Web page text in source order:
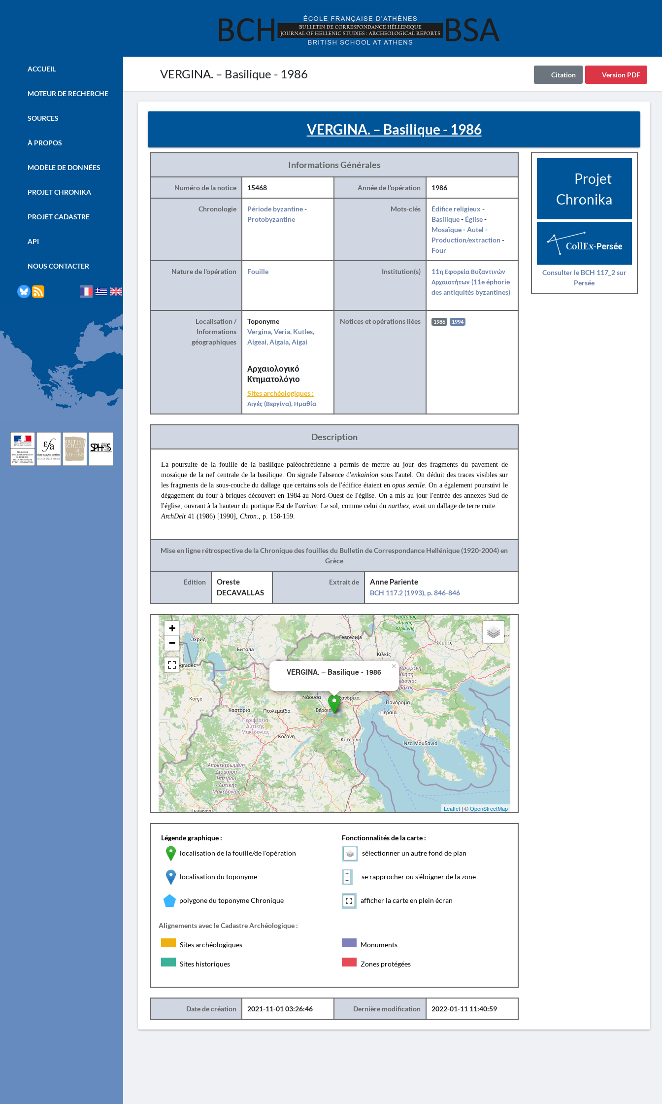
VERGINA. – Basilique - 1986 Version PDF
Citation
ACCUEIL
MOTEUR DE RECHERCHE
SOURCES
À PROPOS
MODÈLE DE DONNÉES
PROJET CHRONIKA
PROJET CADASTRE
API
NOUS CONTACTER
VERGINA. – Basilique - 1986
Informations Générales
Numéro de la notice 15468 Année de l'opération 1986
Chronologie Période byzantine-
Protobyzantine
Mots-clés Édifice religieux -
Basilique- Église-
Mosaïque-Autel -
Production/extraction-
Four
Nature de l'opération Fouille Institution(s)
11η Εφορεία Βυζαντινών
Αρχαιοτήτων (11e éphorie
des antiquités byzantines)
Localisation /
Informations
géographiques
Toponyme
Vergina, Veria, Kutles,
Aigeai, Aigaia, Aigai
Αρχαιολογικό
Κτηματολόγιο
Sites archéologiques :
Αιγές (Βεργίνα), Ημαθία
Notices et opérations liées 1986 1994
Description
La poursuite de la fouille de la basilique paléochrétienne a permis de mettre au jour des fragments du pavement de
mosaïque de la nef centrale de la basilique. On signale l'absence d'enkainion sous l'autel. On déduit des traces visibles sur
les fragments de la sous-couche du dallage que certains sols de l'édifice étaient enopus sectile. On a également poursuivi le
dégagement du four à briques découvert en 1984 au Nord-Ouest de l'église. On a mis au jour l'entrée des annexes Sud de
l'église, ouvrant à la hauteur du portique Est de l'atrium. Le sol, comme celui du narthex, avait un dallage de terre cuite.
ArchDelt 41 (1986) [1990], Chron., p. 158-159.
Mise en ligne rétrospective de la Chronique des fouilles du Bulletin de Correspondance Hellénique (1920-2004) en
Grèce
Édition
Oreste
DECAVALLAS
Extrait de
Anne Pariente
BCH 117.2 (1993), p. 846-846
VERGINA. – Basilique - 1986
×
+
−
Leaflet| ©OpenStreetMap
Légende graphique :
localisation de la fouille/de l'opération
localisation du toponyme
polygone du toponyme Chronique
Fonctionnalités de la carte :
sélectionner un autre fond de plan
se rapprocher ou s'éloigner de la zone
afficher la carte en plein écran
Alignements avec le Cadastre Archéologique :
Sites archéologiques Monuments
Sites historiques Zones protégées
Date de création 2021-11-01 03:26:46 Dernière modification 2022-01-11 11:40:59
Projet
Chronika
Consulter le BCH 117_2 sur
Persée